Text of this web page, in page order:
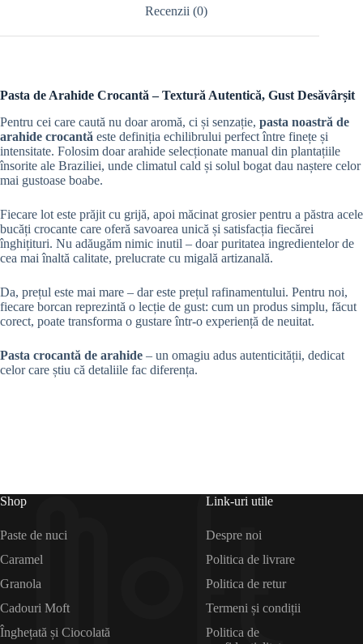
Recenzii (0)
Pasta de Arahide Crocantă – Textură Autentică, Gust Desăvârșit
Pentru cei care caută nu doar aromă, ci și senzație, pasta noastră de
arahide crocantă este definiția echilibrului perfect între finețe și
intensitate. Folosim doar arahide selecționate manual din plantațiile
însorite ale Braziliei, unde climatul cald și solul bogat dau naștere celor
mai gustoase boabe.
Fiecare lot este prăjit cu grijă, apoi măcinat grosier pentru a păstra acele
bucăți crocante care oferă savoarea unică și satisfacția fiecărei
înghițituri. Nu adăugăm nimic inutil – doar puritatea ingredientelor de
cea mai înaltă calitate, prelucrate cu migală artizanală.
Da, prețul este mai mare – dar este prețul rafinamentului. Pentru noi,
fiecare borcan reprezintă o lecție de gust: cum un produs simplu, făcut
corect, poate transforma o gustare într-o experiență de neuitat.
Pasta crocantă de arahide – un omagiu adus autenticității, dedicat
celor care știu că detaliile fac diferența.
Shop
Paste de nuci
Caramel
Granola
Cadouri Moft
Înghețată și Ciocolată
Link-uri utile
Despre noi
Politica de livrare
Politica de retur
Termeni și condiții
Politica de